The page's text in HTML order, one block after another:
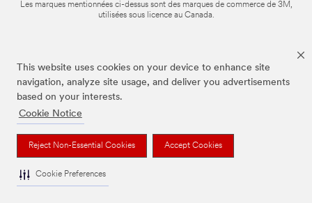
This website uses cookies on your device to enhance site
navigation, analyze site usage, and deliver you advertisements
based on your interests.
Cookie Notice
Reject Non-Essential Cookies Accept Cookies
Cookie Preferences
Les marques mentionnées ci-dessus sont des marques de commerce de 3M,
utilisées sous licence au Canada.